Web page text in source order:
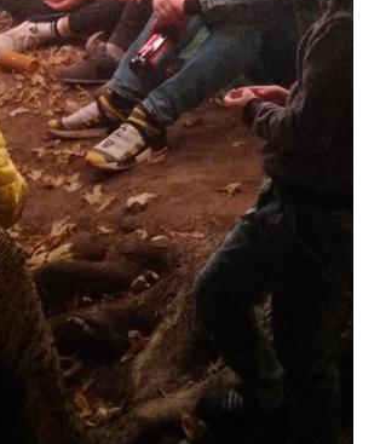
8 років ago
У Києві зафіксували першу смерть від
коронавірусу
6 років ago
Кишинів звинуватив Росію у втручанні у
внутрішні справи Молдови
1 рік ago
Фонд державного майна України – за чи
проти територіальної громади?
8 років ago